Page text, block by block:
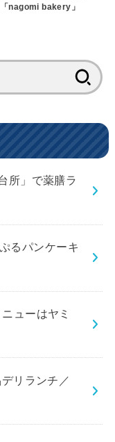
nagomi bakery」
所」で薬膳ラ
るパンケーキ
ューはヤミ
リランチ／